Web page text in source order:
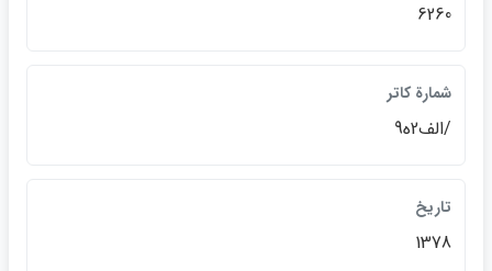
6260
شمارة کاتر
/الف2ه9
تاريخ
1378